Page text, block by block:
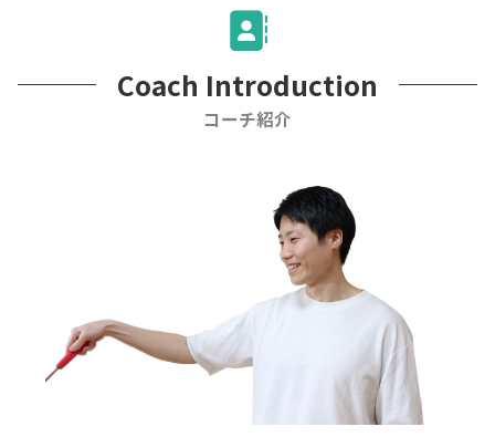
Coach Introduction
コーチ紹介